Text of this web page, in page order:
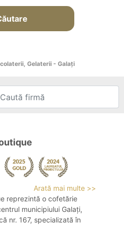
Gelaterii - Galaţi
Arată mai multe >>
reprezintă o cofetărie
municipiului Galați,
nr. 167, specializată în